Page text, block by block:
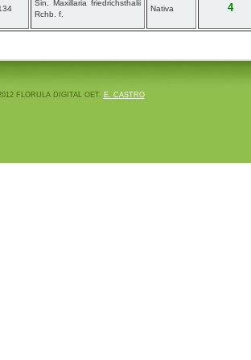
Sin. Maxillaria friedrichsthalii
Rchb. f.
Nativa 4
FLORULA DIGITAL OET. E. CASTRO